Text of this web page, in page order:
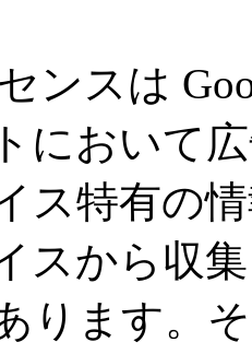
ンスは
において
ス特有の
スから収
ります。